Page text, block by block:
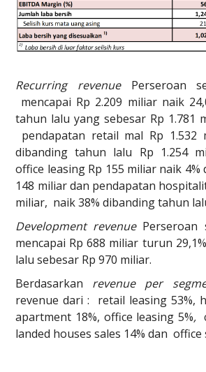
Recurring revenuePerseroan
mencapai Rp 2.209 miliar naik
tahun lalu yang sebesar Rp 1.781
pendapatan retail mal Rp
dibanding tahun lalu Rp 1.254
office leasing Rp 155 miliar naik
148 miliar dan pendapatan
miliar, naik 38% dibanding tahun
Development revenuePerseroan
mencapai Rp 688 miliar turun
lalu sebesar Rp 970 miliar.
Berdasarkan revenue per
revenue dari : retail leasing 53%,
apartment 18%, office leasing 5%,
landed houses sales 14% dan office